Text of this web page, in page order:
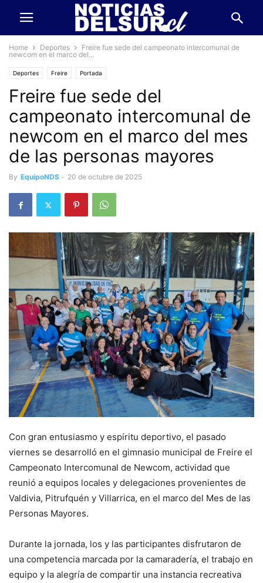
Home Deportes
Freire fue sede del campeonato intercomunal de
newcom en el marco del...
Deportes Freire Portada
Freire fue sede del
campeonato intercomunal de
newcom en el marco del mes
de las personas mayores
By EquipoNDS - 20 de octubre de 2025
Con gran entusiasmo y espíritu deportivo, el pasado
viernes se desarrolló en el gimnasio municipal de Freire el
Campeonato Intercomunal de Newcom, actividad que
reunió a equipos locales y delegaciones provenientes de
Valdivia, Pitrufquén y Villarrica, en el marco del Mes de las
Personas Mayores.
Durante la jornada, los y las participantes disfrutaron de
una competencia marcada por la camaradería, el trabajo en
equipo y la alegría de compartir una instancia recreativa